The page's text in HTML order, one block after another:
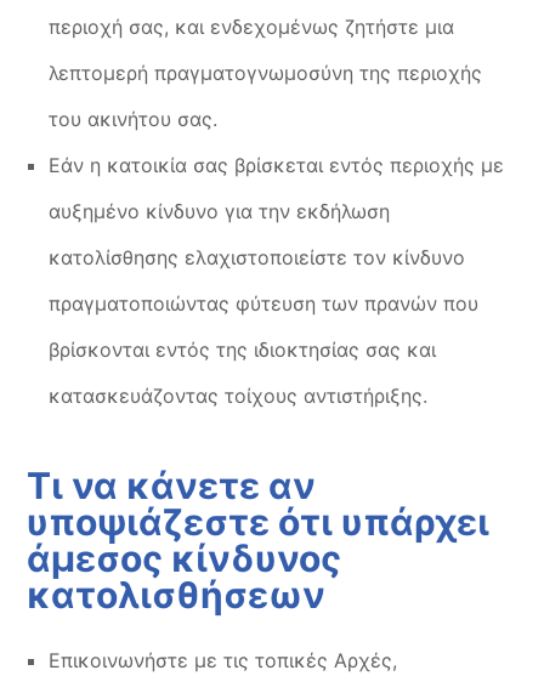
περιοχή σας, και ενδεχομένως ζητήστε μια
λεπτομερή πραγματογνωμοσύνη της περιοχής
του ακινήτου σας.
Εάν η κατοικία σας βρίσκεται εντός περιοχής με
αυξημένο κίνδυνο για την εκδήλωση
κατολίσθησης ελαχιστοποιείστε τον κίνδυνο
πραγματοποιώντας φύτευση των πρανών που
βρίσκονται εντός της ιδιοκτησίας σας και
κατασκευάζοντας τοίχους αντιστήριξης.
Τι να κάνετε αν
υποψιάζεστε ότι υπάρχει
άμεσος κίνδυνος
κατολισθήσεων
Επικοινωνήστε με τις τοπικές Αρχές,